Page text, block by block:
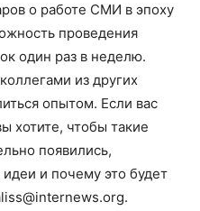
о работе СМИ в эпоху
проведения
один раз в неделю.
из других
опытом. Если вас
хотите, чтобы такие
появились,
и почему это будет